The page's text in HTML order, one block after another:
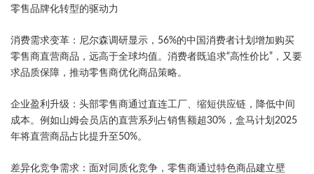
零售品牌化转型的驱动力​
​消费需求变革​：尼尔森调研显示，56%的中国消费者计划增加购买
零售商直营商品，远高于全球均值。消费者既追求“高性价比”，又要
求品质保障，推动零售商优化商品策略。
​企业盈利升级​：头部零售商通过直连工厂、缩短供应链，降低中间
成本。例如山姆会员店的直营系列占销售额超30%，盒马计划2025
年将直营商品占比提升至50%。
​差异化竞争需求​：面对同质化竞争，零售商通过特色商品建立壁